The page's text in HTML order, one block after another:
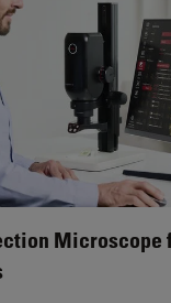
Microscope